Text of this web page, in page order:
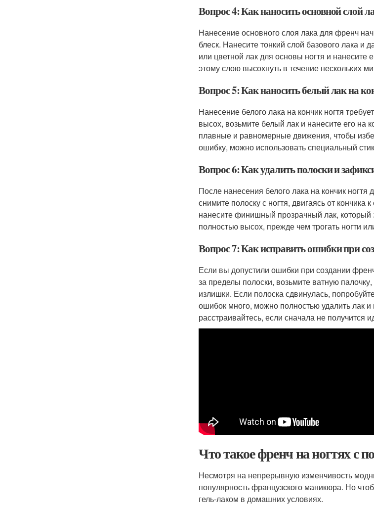
Вопрос 4: Как наносить основной слой
Нанесение основного слоя лака для френч
блеск. Нанесите тонкий слой базового лака и
или цветной лак для основы ногтя и нанесите
этому слою высохнуть в течение нескольких
Вопрос 5: Как наносить белый лак на
Нанесение белого лака на кончик ногтя
высох, возьмите белый лак и нанесите его на
плавные и равномерные движения, чтобы
ошибку, можно использовать специальный
Вопрос 6: Как удалить полоски и
После нанесения белого лака на кончик
снимите полоску с ногтя, двигаясь от
нанесите финишный прозрачный лак, который
полностью высох, прежде чем трогать ногти
Вопрос 7: Как исправить ошибки при
Если вы допустили ошибки при создании
за пределы полоски, возьмите ватную
излишки. Если полоска сдвинулась,
ошибок много, можно полностью удалить лак
расстраивайтесь, если сначала не получится
Что такое френч на ногтях с
Несмотря на непрерывную изменчивость
популярность французского маникюра. Но
гель-лаком в домашних условиях.